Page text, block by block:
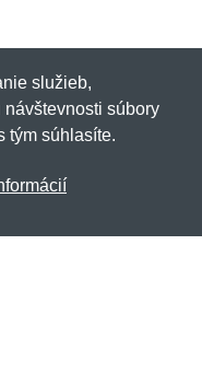
služieb,
súbory
tým súhlasíte.